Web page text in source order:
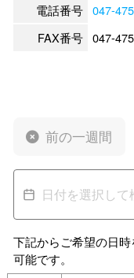
電話番号 047-
FAX番号 047-
前の一週間
下記からご希望の日
可能です。